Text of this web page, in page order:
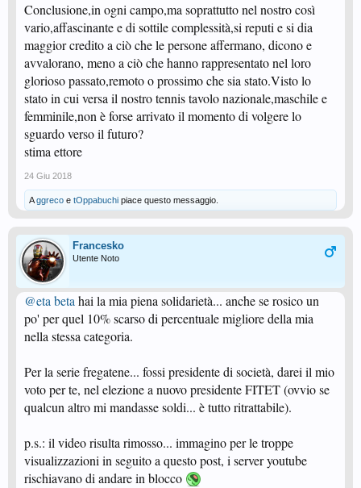
Conclusione,in ogni campo,ma soprattutto nel nostro così
vario,affascinante e di sottile complessità,si reputi e si dia
maggior credito a ciò che le persone affermano, dicono e
avvalorano, meno a ciò che hanno rappresentato nel loro
glorioso passato,remoto o prossimo che sia stato.Visto lo
stato in cui versa il nostro tennis tavolo nazionale,maschile e
femminile,non è forse arrivato il momento di volgere lo
sguardo verso il futuro?
stima ettore
24 Giu 2018
Aggreco e tOppabuchi piace questo messaggio.
Francesko
Utente Noto
@eta betahai la mia piena solidarietà... anche se rosico un
po' per quel 10% scarso di percentuale migliore della mia
nella stessa categoria.
Per la serie fregatene... fossi presidente di società, darei il mio
voto per te, nel elezione a nuovo presidente FITET (ovvio se
qualcun altro mi mandasse soldi... è tutto ritrattabile).
p.s.: il video risulta rimosso... immagino per le troppe
visualizzazioni in seguito a questo post, i server youtube
rischiavano di andare in blocco